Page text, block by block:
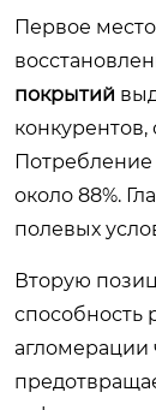
Первое
покрытий
Потребление
около 88%.
полевых
Вторую
способность
агломерации